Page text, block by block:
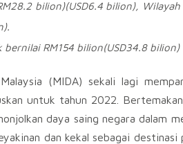
bilion)(USD6.4bilion), Wilayah
RM154 bilion(USD34.8
(MIDA) sekali lagi
untuk tahun 2022.
daya saing negara dalam
dan kekal sebagai